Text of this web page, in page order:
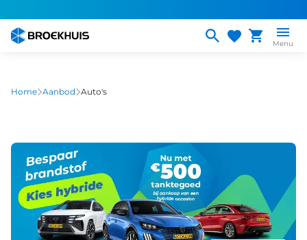
naar
gaan
Menu
Home Aanbod Auto's